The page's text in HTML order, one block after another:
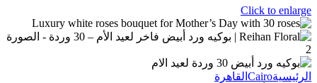
Click to enlarge
الرئيسيةCairo القاهرة